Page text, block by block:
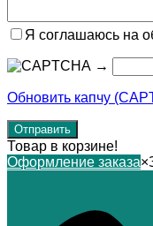
Я соглашаюсь на
→
Обновить капчу
Товар в корзине!
Оформление заказа×